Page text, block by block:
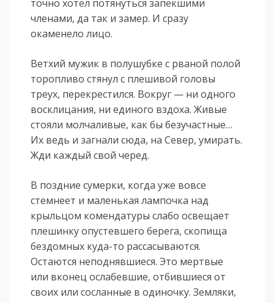
точно хотел потянуться запекшими
членами, да так и замер. И сразу
окаменело лицо.
Ветхий мужик в полушубке с рваной полой
торопливо стянул с плешивой головы
треух, перекрестился. Вокруг — ни одного
восклицания, ни единого вздоха. Живые
стояли молчаливые, как бы безучастные…
Их ведь и загнали сюда, на Север, умирать.
Жди каждый свой черед.
В поздние сумерки, когда уже вовсе
стемнеет и маленькая лампочка над
крыльцом комендатуры слабо освещает
плешинку опустевшего берега, скопища
бездомных куда-то рассасываются.
Остаются неподнявшиеся. Это мертвые
или вконец ослабевшие, отбившиеся от
своих или сосланные в одиночку. Земляки,